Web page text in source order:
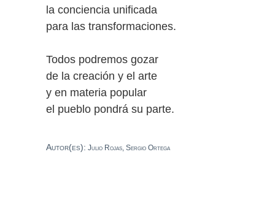
la conciencia unificada
para las transformaciones.
Todos podremos gozar
de la creación y el arte
y en materia popular
el pueblo pondrá su parte.
Autor(es): Julio Rojas, Sergio Ortega